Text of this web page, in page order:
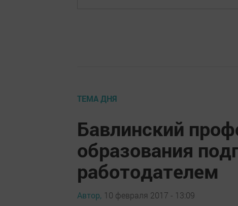
ТЕМА ДНЯ
Бавлинский
образования
работодателем
Автор, 10 февраля 2017 - 13:09